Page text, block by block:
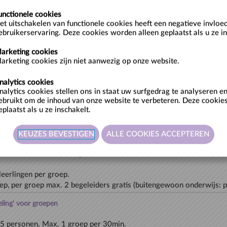
for the Future – vrij groepsbezoek
in schoolverband)
van Gent’ in het STAM start om 10.00u en duurt anderhalf uur.
STAM.
aan de ingang van Design Museum Gent voor de
– 15u) voor 3de t.e.m. 6de leerjaar. Max. 20 leerlingen per
voor secundair onderwijs
per groep.
per groep max. 2 begeleiders gratis (buitengewoon onderwijs:
voor groepen
personen. Max. 1 groep per 30min.
cookies
uitschakelen van functionele cookies heeft een negatieve
Deze cookies worden alleen geplaatst als u ze
cookies
cookies zijn niet aanwezig op onze website.
cookies
cookies stellen ons in staat uw surfgedrag te analyseren
om de inhoud van onze website te verbeteren. Deze
als u ze inschakelt.